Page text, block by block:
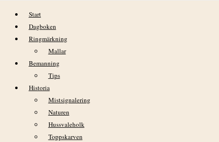
Hoppa till innehåll
Start
Dagboken
Ringmärkning
Mallar
Bemanning
Tips
Historia
Mistsignalering
Naturen
Hussvaleholk
Toppskarven
DAGBOK NIDINGENS FÅGELSTATION
– TORSDAGEN 29 JULI 2021